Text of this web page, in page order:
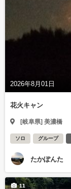
2026年8月01日
花火キャン
[岐阜県] 美濃橋
ソロ グループ
たかぽんた
11